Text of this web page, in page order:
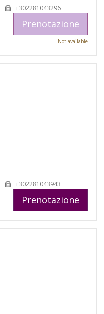
+302281043296
Prenotazione
Not available
+302281043943
Prenotazione